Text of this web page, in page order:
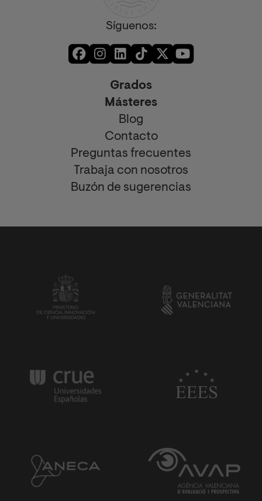
Síguenos:
Grados
Másteres
Blog
Contacto
Preguntas frecuentes
Trabaja con nosotros
Buzón de sugerencias